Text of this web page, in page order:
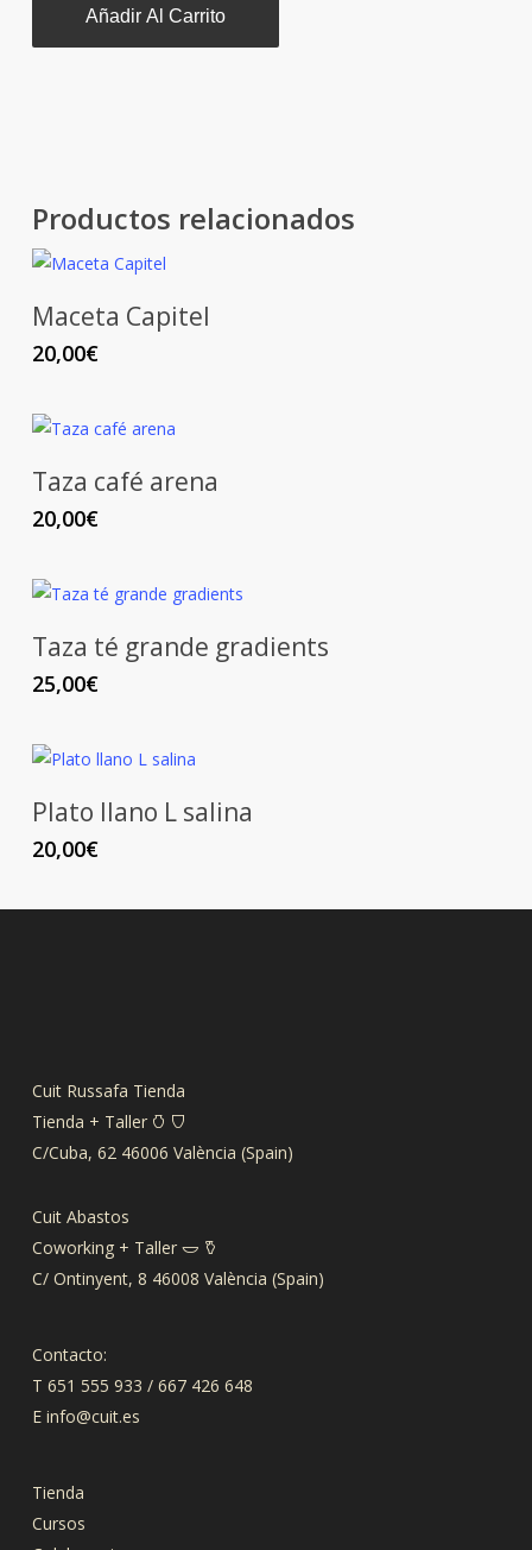
Añadir Al Carrito
Productos relacionados
Maceta Capitel
20,00€
Taza café arena
20,00€
Taza té grande gradients
25,00€
Plato llano L salina
20,00€
Cuit Russafa Tienda
Tienda + Taller 𐃡 𐃴
C/Cuba, 62 46006 València (Spain)
Cuit Abastos
Coworking + Taller 𐃬 𐃤
C/ Ontinyent, 8 46008 València (Spain)
Contacto:
T 651 555 933 / 667 426 648
E info@cuit.es
Tienda
Cursos